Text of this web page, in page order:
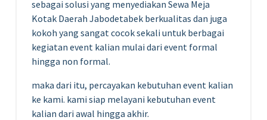
sebagai solusi yang menyediakan Sewa Meja
Kotak Daerah Jabodetabek berkualitas dan juga
kokoh yang sangat cocok sekali untuk berbagai
kegiatan event kalian mulai dari event formal
hingga non formal.
maka dari itu, percayakan kebutuhan event kalian
ke kami. kami siap melayani kebutuhan event
kalian dari awal hingga akhir.